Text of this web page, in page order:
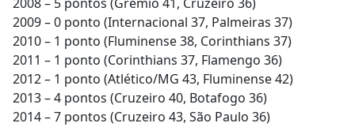
2009 – 0 ponto (Internacional 37, Palmeiras 37)
2010 – 1 ponto (Fluminense 38, Corinthians 37)
2011 – 1 ponto (Corinthians 37, Flamengo 36)
2012 – 1 ponto (Atlético/MG 43, Fluminense 42)
2013 – 4 pontos (Cruzeiro 40, Botafogo 36)
2014 – 7 pontos (Cruzeiro 43, São Paulo 36)